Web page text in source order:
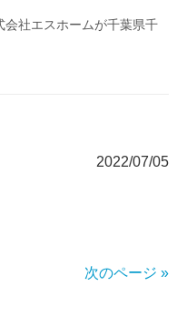
社エスホームが千葉県千
2022/07/05
次のページ »